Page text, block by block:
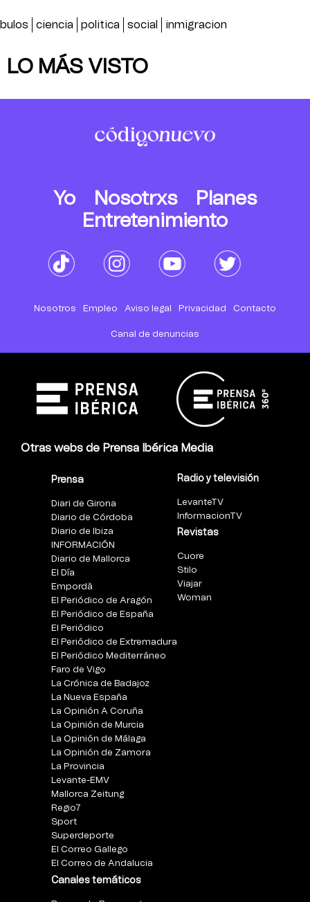
bulos ciencia politica social inmigracion
LO MÁS VISTO
Yo Nosotrxs
Planes
Entretenimiento
Nosotros Empleo Aviso legal Privacidad Contacto
Canal de denuncias
Otras webs de Prensa Ibérica Media
Prensa
Diari de Girona
Diario de Córdoba
Diario de Ibiza
INFORMACIÓN
Diario de Mallorca
El Día
Empordà
El Periódico de Aragón
El Periódico de España
El Periódico
El Periódico de Extremadura
El Periódico Mediterráneo
Faro de Vigo
La Crónica de Badajoz
La Nueva España
La Opinión A Coruña
La Opinión de Murcia
La Opinión de Málaga
La Opinión de Zamora
La Provincia
Levante-EMV
Mallorca Zeitung
Regio7
Sport
Superdeporte
El Correo Gallego
El Correo de Andalucia
Canales temáticos
Radio y televisión
LevanteTV
InformacionTV
Revistas
Cuore
Stilo
Viajar
Woman